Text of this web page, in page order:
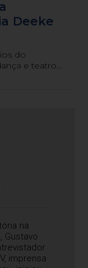
Deeke
do
e teatro
na
Gustavo
imprensa